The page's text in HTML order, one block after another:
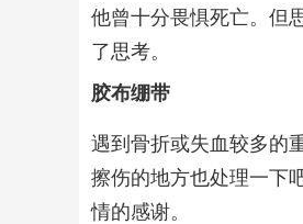
他曾十分畏惧死亡。但
了思考。
胶布绷带
遇到骨折或失血较多的
擦伤的地方也处理一下
情的感谢。